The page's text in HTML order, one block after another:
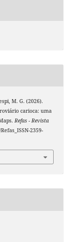
M. G. (2026).
carioca: uma
Refas - Revista
2359-